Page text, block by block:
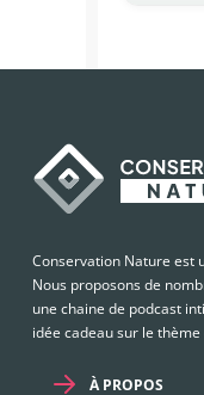
Conservation Nature est
Nous proposons de
une chaine de podcast
idée cadeau sur le
À PROPOS